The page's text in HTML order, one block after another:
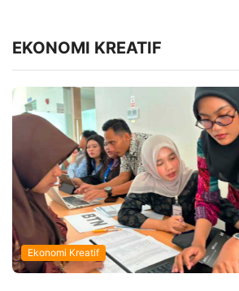
EKONOMI KREATIF
Ekonomi Kreatif